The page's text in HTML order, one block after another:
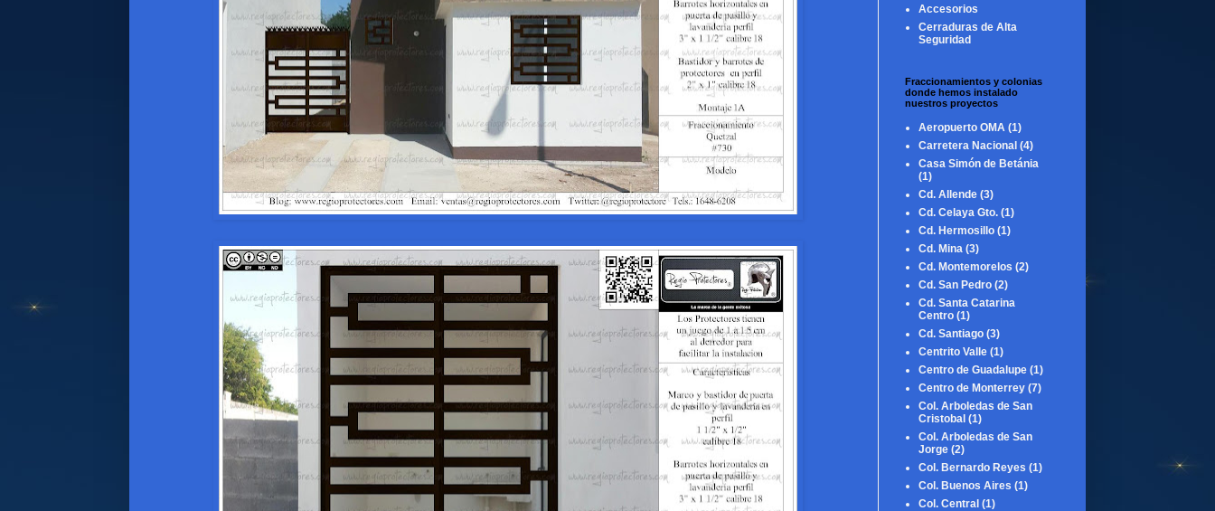
Accesorios
Cerraduras de Alta
Seguridad
Fraccionamientos y colonias
donde hemos instalado
nuestros proyectos
Aeropuerto OMA (1)
Carretera Nacional (4)
Casa Simón de Betánia
(1)
Cd. Allende (3)
Cd. Celaya Gto. (1)
Cd. Hermosillo (1)
Cd. Mina (3)
Cd. Montemorelos (2)
Cd. San Pedro (2)
Cd. Santa Catarina
Centro (1)
Cd. Santiago (3)
Centrito Valle (1)
Centro de Guadalupe (1)
Centro de Monterrey (7)
Col. Arboledas de San
Cristobal (1)
Col. Arboledas de San
Jorge (2)
Col. Bernardo Reyes (1)
Col. Buenos Aires (1)
Col. Central (1)